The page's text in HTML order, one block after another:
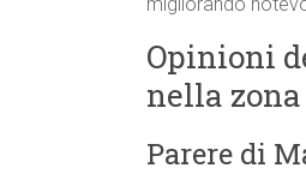
Opinioni
nella
Parere di